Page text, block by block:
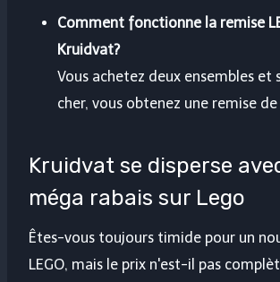
Comment fonctionne la remise
Kruidvat?
Vous achetez deux ensembles et
cher, vous obtenez une remise de
Kruidvat se disperse
méga rabais sur Lego
Êtes-vous toujours timide pour un
LEGO, mais le prix n'est-il pas